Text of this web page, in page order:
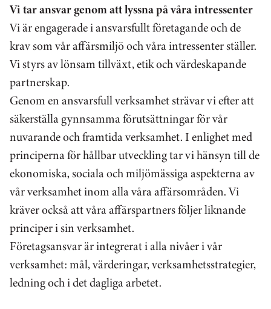
Vi tar ansvar genom att lyssna på våra intressenter
Vi är engagerade i ansvarsfullt företagande och de
krav som vår affärsmiljö och våra intressenter ställer.
Vi styrs av lönsam tillväxt, etik och värdeskapande
partnerskap.
Genom en ansvarsfull verksamhet strävar vi efter att
säkerställa gynnsamma förutsättningar för vår
nuvarande och framtida verksamhet. I enlighet med
principerna för hållbar utveckling tar vi hänsyn till de
ekonomiska, sociala och miljömässiga aspekterna av
vår verksamhet inom alla våra affärsområden. Vi
kräver också att våra affärspartners följer liknande
principer i sin verksamhet.
Företagsansvar är integrerat i alla nivåer i vår
verksamhet: mål, värderingar, verksamhetsstrategier,
ledning och i det dagliga arbetet.